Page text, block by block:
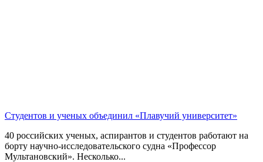
Студентов и ученых объединил «Плавучий университет»
40 российских ученых, аспирантов и студентов работают на
борту научно-исследовательского судна «Профессор
Мультановский». Несколько...